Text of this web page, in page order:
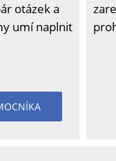
otázek a
umí naplnit